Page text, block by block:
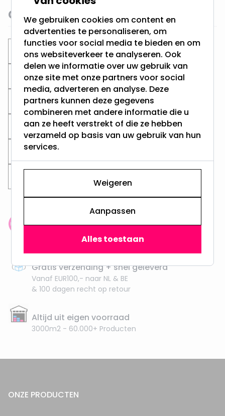
Gerelateerde categorieën
Inbouwspots Badkamer Spots
Inbouwspots voor buiten
Witte Badkamer spots Ronde spots
Witte Inbouwspots Zaagmaat 60MM
Zaagmaat 75MM
Klantenbeoordeling: 9.4/10
meer dan 100.000 klanten gingen u voor
Gratis verzending + snel geleverd
Vanaf EUR100,- naar NL & BE
& 100 dagen recht op retour
Altijd uit eigen voorraad
3000m2 - 60.000+ Producten
ONZE PRODUCTEN
We gebruiken cookies om content en
advertenties te personaliseren, om
functies voor social media te bieden en om
ons websiteverkeer te analyseren. Ook
delen we informatie over uw gebruik van
onze site met onze partners voor social
media, adverteren en analyse. Deze
partners kunnen deze gegevens
combineren met andere informatie die u
aan ze heeft verstrekt of die ze hebben
verzameld op basis van uw gebruik van hun
services.
Weigeren
Aanpassen
Alles toestaan